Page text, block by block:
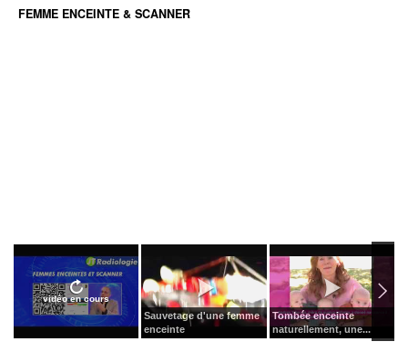
FEMME ENCEINTE & SCANNER
vidéo en cours
Sauvetage d'une femme
enceinte
Tombée enceinte
naturellement, une...